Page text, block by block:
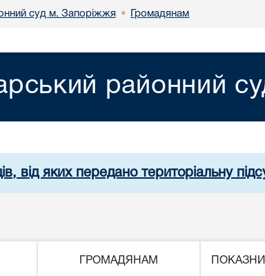
суд м. Запоріжжя • Громадянам
районний
від яких передано територіальну
ГРОМАДЯНАМ